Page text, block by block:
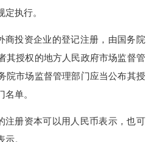
执行。
投资企业的登记注册，由国务院
其授权的地方人民政府市场监督管
院市场监督管理部门应当公布其授
单。
注册资本可以用人民币表示，也可
。